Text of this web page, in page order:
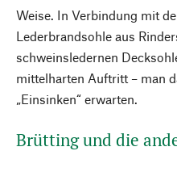
Weise. In Verbindung mit
Lederbrandsohle aus
schweinsledernen
mittelharten Auftritt – man
„Einsinken“ erwarten.
Brütting und die